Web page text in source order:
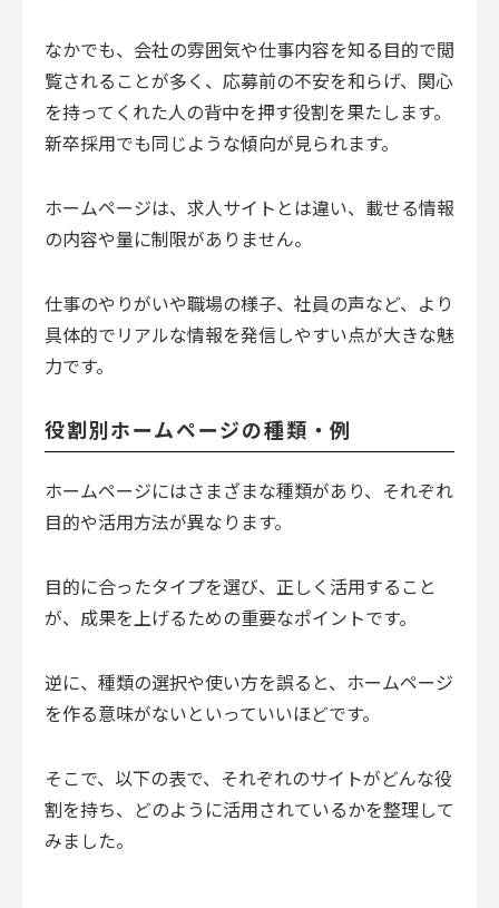
なかでも、会社の雰囲気や仕事内容を知る目的で閲
覧されることが多く、応募前の不安を和らげ、関心
を持ってくれた人の背中を押す役割を果たします。
新卒採用でも同じような傾向が見られます。
ホームページは、求人サイトとは違い、載せる情報
の内容や量に制限がありません。
仕事のやりがいや職場の様子、社員の声など、より
具体的でリアルな情報を発信しやすい点が大きな魅
力です。
役割別ホームページの種類・例
ホームページにはさまざまな種類があり、それぞれ
目的や活用方法が異なります。
目的に合ったタイプを選び、正しく活用すること
が、成果を上げるための重要なポイントです。
逆に、種類の選択や使い方を誤ると、ホームページ
を作る意味がないといっていいほどです。
そこで、以下の表で、それぞれのサイトがどんな役
割を持ち、どのように活用されているかを整理して
みました。